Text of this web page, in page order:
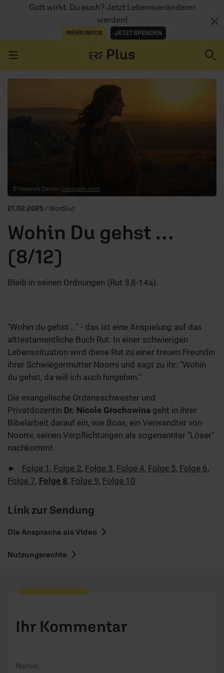
Gott wirkt. Du auch? Jetzt Lebensveränderer
werden!
MEHR INFOS JETZT SPENDEN
ERZÄHL MAL
AUDIOTHEK
© Meranda Devan / unsplash.com
21.02.2025 / WortGut
Wohin Du gehst …
(8/12)
Bleib in seinen Ordnungen (Rut 3,8-14a).
"Wohin du gehst ..." - das ist eine Anspielung auf das
alttestamentliche Buch Rut. In einer schwierigen
Lebenssituation wird diese Rut zu einer treuen Freundin
ihrer Schwiegermutter Noomi und sagt zu ihr: "Wohin
du gehst, da will ich auch hingehen."
Die evangelische Ordensschwester und
Privatdozentin Dr. Nicole Grochowina geht in ihrer
Bibelarbeit darauf ein, wie Boas, ein Verwandter von
Noomi, seinen Verpflichtungen als sogenannter "Löser"
nachkommt.
► Folge 1 , Folge 2, Folge 3, Folge 4, Folge 5, Folge 6,
Folge 7, Folge 8, Folge 9, Folge 10
Link zur Sendung
Die Ansprache als Video
Nutzungsrechte
Ihr Kommentar
Name: